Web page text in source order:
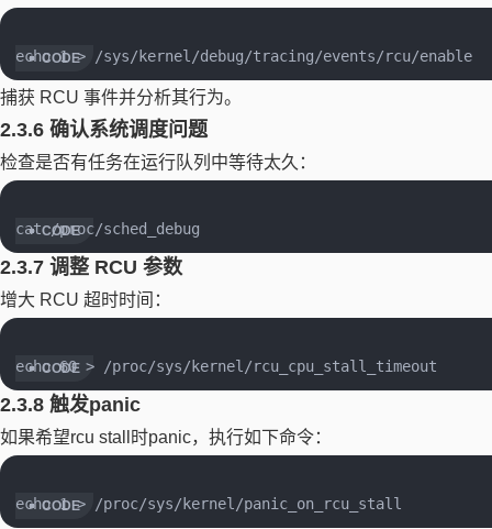
捕获 RCU 事件并分析其行为。
2.3.6 确认系统调度问题
检查是否有任务在运行队列中等待太久：
2.3.7 调整 RCU 参数
增大 RCU 超时时间：
2.3.8 触发panic
如果希望rcu stall时panic，执行如下命令：